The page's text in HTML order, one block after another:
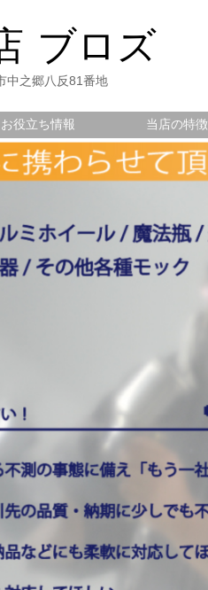
ブロズ
之郷八反81番地
お役立ち情報 当店の特徴